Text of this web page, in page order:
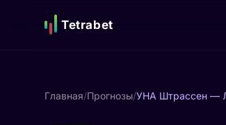
Tetrabet
Главная/Прогнозы/УНА Штрассен —